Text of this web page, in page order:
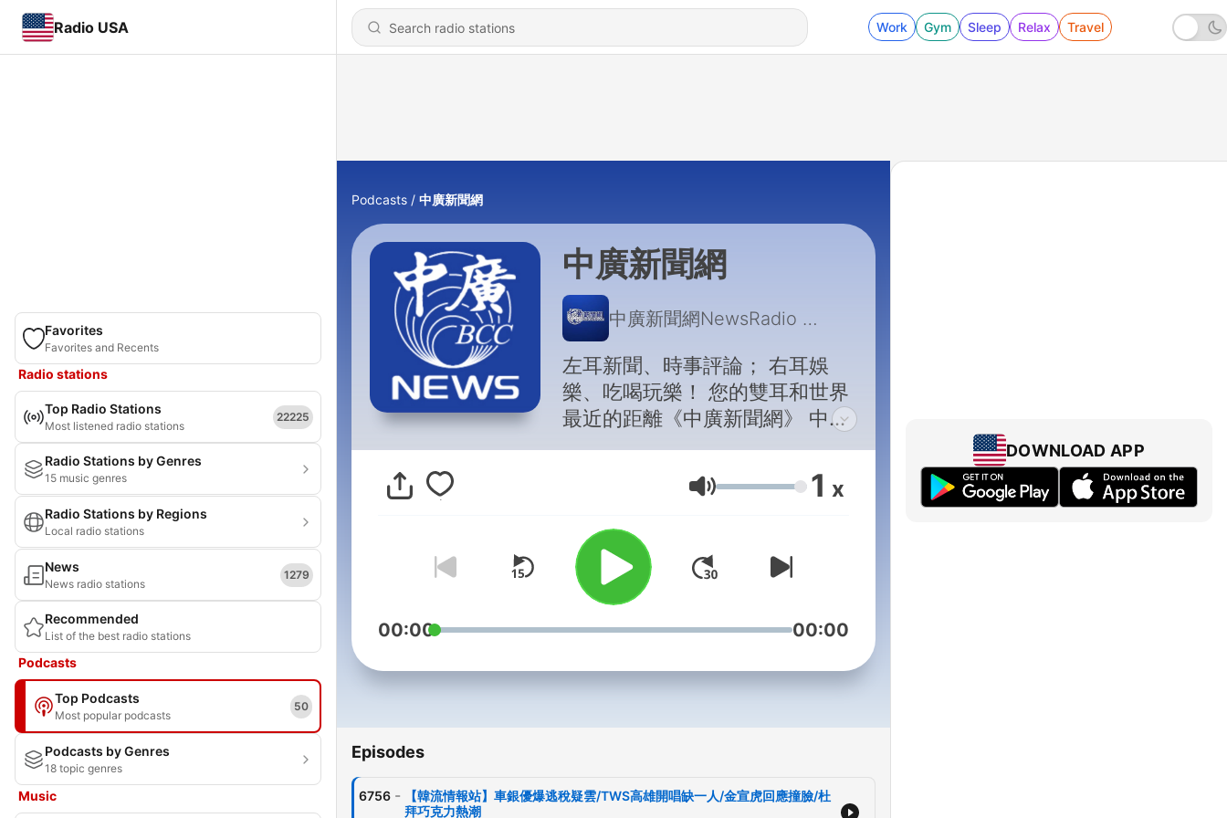
Radio USA Work Gym Sleep Relax Travel
Favorites
Favorites and Recents
Radio stations
Top Radio Stations
Most listened radio stations
22225
Radio Stations by Genres
15 music genres
Radio Stations by Regions
Local radio stations
News
News radio stations
1279
Recommended
List of the best radio stations
Podcasts
Top Podcasts
Most popular podcasts
50
Podcasts by Genres
18 topic genres
Music
Podcasts 中廣新聞網
中廣新聞網
中廣新聞網NewsRadio |
左耳新聞、時事評論； 右耳娛
樂、吃喝玩樂！ 您的雙耳和世界
最近的距離《中廣新聞網》 中廣
新聞網為台灣歷史最悠久的新聞
專業廣播頻道，意見、接洽請連
https://www.facebook.com/BCC.NEWS.radio
更多節目和直播，請見中廣新聞
網youtube頻道
youtube.com/@bccnewsradio
-- Hosting provided by
Volume 1 x
00:00 00:00
Episodes
6756 -
【韓流情報站】車銀優爆逃稅疑雲/TWS高雄開唱缺一人/金宣虎回應撞臉/杜
拜巧克力熱潮
DOWNLOAD APP